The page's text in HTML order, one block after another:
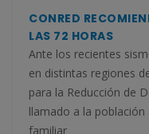
CONRED
LAS 72 HORAS
Ante los recientes
en distintas regiones
para la Reducción de
llamado a la
familiar